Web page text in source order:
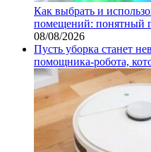
Как выбрать и
помещений: понятный
08/08/2026
Пусть уборка станет
помощника‑робота,